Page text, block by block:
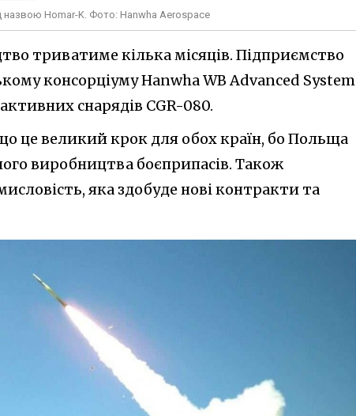
назвою Homar-K. Фото: Hanwha Aerospace
триватиме кілька місяців. Підприємство
консорціуму Hanwha WB Advanced System
снарядів CGR-080.
це великий крок для обох країн, бо Польща
виробництва боєприпасів. Також
яка здобуде нові контракти та